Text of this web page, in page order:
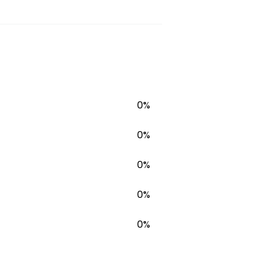
0%
0%
0%
0%
0%